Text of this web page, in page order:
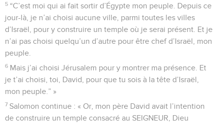
5 “C’est moi qui ai fait sortir d’Égypte mon peuple. Depuis ce
jour-là, je n’ai choisi aucune ville, parmi toutes les villes
d’Israël, pour y construire un temple où je serai présent. Et je
n’ai pas choisi quelqu’un d’autre pour être chef d’Israël, mon
peuple.
6 Mais j’ai choisi Jérusalem pour y montrer ma présence. Et
je t’ai choisi, toi, David, pour que tu sois à la tête d’Israël,
mon peuple.” »
7 Salomon continue : « Or, mon père David avait l’intention
de construire un temple consacré au SEIGNEUR, Dieu